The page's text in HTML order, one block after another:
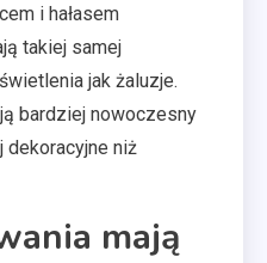
i hałasem
takiej samej
jak żaluzje.
bardziej nowoczesny
niż
mają